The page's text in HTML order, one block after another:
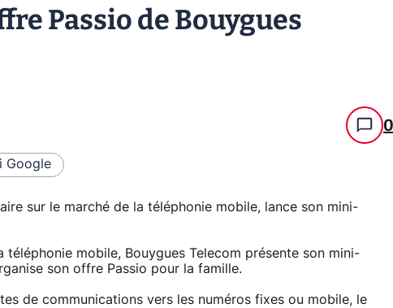
Passio de Bouygues
0
Google
sur le marché de la téléphonie mobile, lance son mini-
mobile, Bouygues Telecom présente son mini-
son offre Passio pour la famille.
de communications vers les numéros fixes ou mobile, le